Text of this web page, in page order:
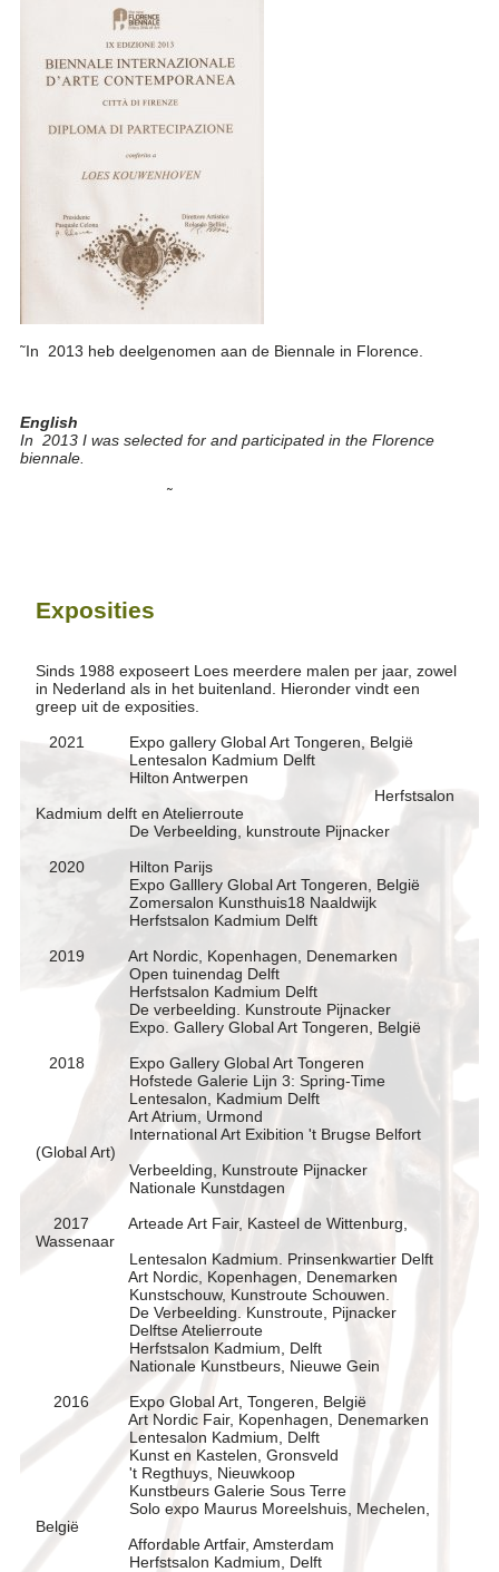
˜In 2013 heb deelgenomen aan de Biennale in Florence.
English
In 2013 I was selected for and participated in the Florence
biennale.
˜
Exposities
Sinds 1988 exposeert Loes meerdere malen per jaar, zowel
in Nederland als in het buitenland. Hieronder vindt een
greep uit de exposities.
2021 Expo gallery Global Art Tongeren, België
Lentesalon Kadmium Delft
Hilton Antwerpen
Herfstsalon
Kadmium delft en Atelierroute
De Verbeelding, kunstroute Pijnacker
2020 Hilton Parijs
Expo Galllery Global Art Tongeren, België
Zomersalon Kunsthuis18 Naaldwijk
Herfstsalon Kadmium Delft
2019 Art Nordic, Kopenhagen, Denemarken
Open tuinendag Delft
Herfstsalon Kadmium Delft
De verbeelding. Kunstroute Pijnacker
Expo. Gallery Global Art Tongeren, België
2018 Expo Gallery Global Art Tongeren
Hofstede Galerie Lijn 3: Spring-Time
Lentesalon, Kadmium Delft
Art Atrium, Urmond
International Art Exibition 't Brugse Belfort
(Global Art)
Verbeelding, Kunstroute Pijnacker
Nationale Kunstdagen
2017 Arteade Art Fair, Kasteel de Wittenburg,
Wassenaar
Lentesalon Kadmium. Prinsenkwartier Delft
Art Nordic, Kopenhagen, Denemarken
Kunstschouw, Kunstroute Schouwen.
De Verbeelding. Kunstroute, Pijnacker
Delftse Atelierroute
Herfstsalon Kadmium, Delft
Nationale Kunstbeurs, Nieuwe Gein
2016 Expo Global Art, Tongeren, België
Art Nordic Fair, Kopenhagen, Denemarken
Lentesalon Kadmium, Delft
Kunst en Kastelen, Gronsveld
't Regthuys, Nieuwkoop
Kunstbeurs Galerie Sous Terre
Solo expo Maurus Moreelshuis, Mechelen,
België
Affordable Artfair, Amsterdam
Herfstsalon Kadmium, Delft